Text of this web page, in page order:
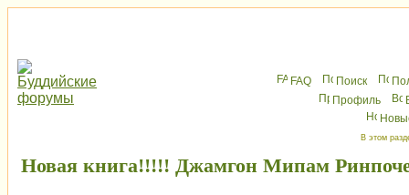
FAQ Поиск
Профиль
В этом
Новая книга!!!!! Джамгон Мипам